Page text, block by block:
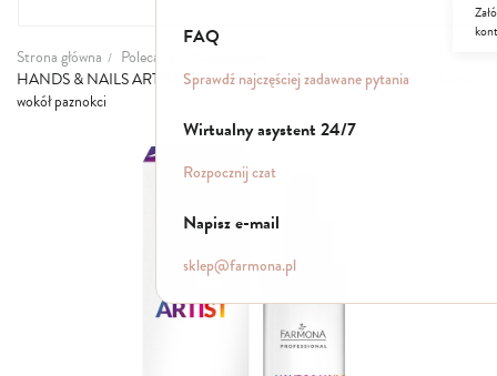
FAQ
Sprawdź najczęściej zadawane pytania
Wirtualny asystent 24/7
Rozpocznij czat
Napisz e-mail
sklep@farmona.pl
Dla mężczyzn
Odżywki, maski, serum
Peelingi do skóry głowy
Strona główna Polecane
HANDS & NAILS ARTIST Ekspresowy żel zmiękczający do usuwania skórek
wokół paznokci